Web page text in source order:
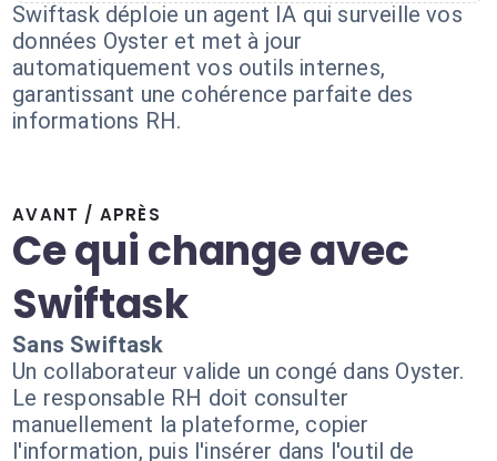
Swiftask déploie un agent IA qui surveille vos
données Oyster et met à jour
automatiquement vos outils internes,
garantissant une cohérence parfaite des
informations RH.
AVANT / APRÈS
Ce qui change avec
Swiftask
Sans Swiftask
Un collaborateur valide un congé dans Oyster.
Le responsable RH doit consulter
manuellement la plateforme, copier
l'information, puis l'insérer dans l'outil de